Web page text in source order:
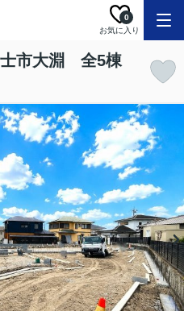
お気に入り
0
市大淵 全5棟